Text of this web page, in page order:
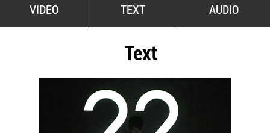
VIDEO TEXT AUDIO
Text